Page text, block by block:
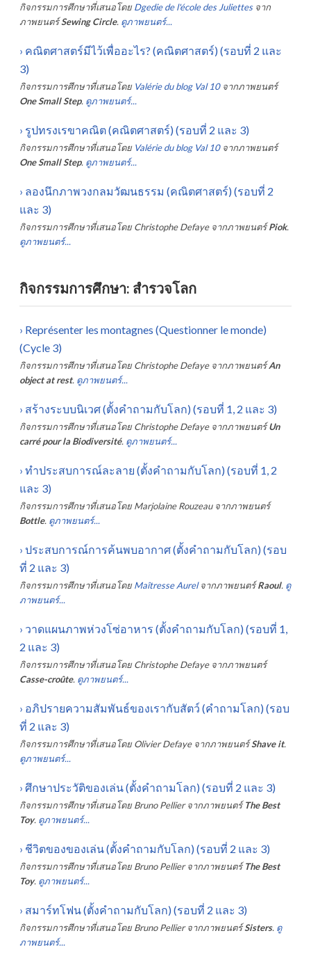
กิจกรรมการศึกษาที่เสนอโดย Dgedie de l'école des Juliettes จาก
ภาพยนตร์Sewing Circle. ดูภาพยนตร์...
› คณิตศาสตร์มีไว้เพื่ออะไร? (คณิตศาสตร์) (รอบที่ 2 และ
3)
กิจกรรมการศึกษาที่เสนอโดย Valérie du blog Val 10 จากภาพยนตร์
One Small Step. ดูภาพยนตร์...
› รูปทรงเรขาคณิต (คณิตศาสตร์) (รอบที่ 2 และ 3)
กิจกรรมการศึกษาที่เสนอโดย Valérie du blog Val 10 จากภาพยนตร์
One Small Step. ดูภาพยนตร์...
› ลองนึกภาพวงกลมวัฒนธรรม (คณิตศาสตร์) (รอบที่ 2
และ 3)
กิจกรรมการศึกษาที่เสนอโดย Christophe Defaye จากภาพยนตร์ Piok.
ดูภาพยนตร์...
กิจกรรมการศึกษา: สำรวจโลก
› Représenter les montagnes (Questionner le monde)
(Cycle 3)
กิจกรรมการศึกษาที่เสนอโดย Christophe Defaye จากภาพยนตร์ An
object at rest. ดูภาพยนตร์...
› สร้างระบบนิเวศ (ตั้งคำถามกับโลก) (รอบที่ 1, 2 และ 3)
กิจกรรมการศึกษาที่เสนอโดย Christophe Defaye จากภาพยนตร์ Un
carré pour la Biodiversité. ดูภาพยนตร์...
› ทำประสบการณ์ละลาย (ตั้งคำถามกับโลก) (รอบที่ 1, 2
และ 3)
กิจกรรมการศึกษาที่เสนอโดย Marjolaine Rouzeau จากภาพยนตร์
Bottle. ดูภาพยนตร์...
› ประสบการณ์การค้นพบอากาศ (ตั้งคำถามกับโลก) (รอบ
ที่ 2 และ 3)
กิจกรรมการศึกษาที่เสนอโดย Maîtresse Aurel จากภาพยนตร์ Raoul. ดู
ภาพยนตร์...
› วาดแผนภาพห่วงโซ่อาหาร (ตั้งคำถามกับโลก) (รอบที่ 1,
2 และ 3)
กิจกรรมการศึกษาที่เสนอโดย Christophe Defaye จากภาพยนตร์
Casse-croûte. ดูภาพยนตร์...
› อภิปรายความสัมพันธ์ของเรากับสัตว์ (คำถามโลก) (รอบ
ที่ 2 และ 3)
กิจกรรมการศึกษาที่เสนอโดย Olivier Defaye จากภาพยนตร์Shave it.
ดูภาพยนตร์...
› ศึกษาประวัติของเล่น (ตั้งคำถามโลก) (รอบที่ 2 และ 3)
กิจกรรมการศึกษาที่เสนอโดย Bruno Pellier จากภาพยนตร์ The Best
Toy. ดูภาพยนตร์...
› ชีวิตของของเล่น (ตั้งคำถามกับโลก) (รอบที่ 2 และ 3)
กิจกรรมการศึกษาที่เสนอโดย Bruno Pellier จากภาพยนตร์ The Best
Toy. ดูภาพยนตร์...
› สมาร์ทโฟน (ตั้งคำถามกับโลก) (รอบที่ 2 และ 3)
กิจกรรมการศึกษาที่เสนอโดย Bruno Pellier จากภาพยนตร์Sisters. ดู
ภาพยนตร์...